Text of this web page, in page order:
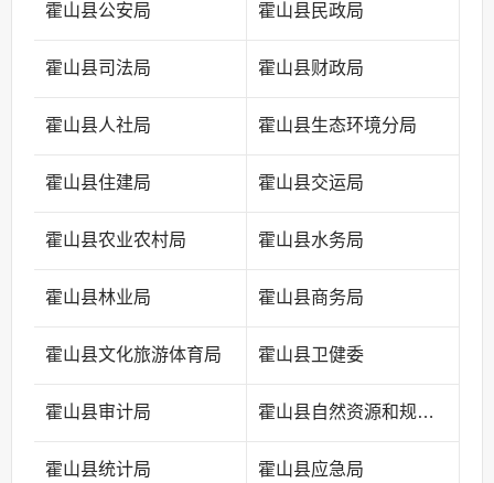
霍山县公安局 霍山县民政局
霍山县司法局 霍山县财政局
霍山县人社局 霍山县生态环境分局
霍山县住建局 霍山县交运局
霍山县农业农村局 霍山县水务局
霍山县林业局 霍山县商务局
霍山县文化旅游体育局 霍山县卫健委
霍山县审计局 霍山县自然资源和规划局
霍山县统计局 霍山县应急局